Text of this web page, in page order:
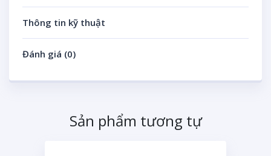
Thông tin kỹ thuật
Đánh giá (0)
Sản phẩm tương tự